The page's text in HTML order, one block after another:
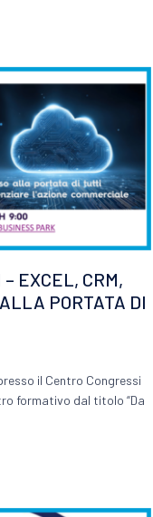
EXCEL, CRM,
PORTATA DI
il Centro Congressi
formativo dal titolo “Da